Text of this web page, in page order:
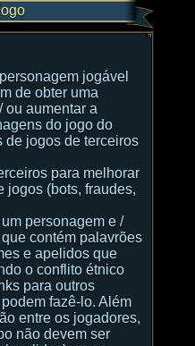
jogável
de obter uma
ou aumentar a
do jogo do
de jogos de terceiros
para melhorar
jogos (bots, fraudes,
personagem e /
contém palavrões
e apelidos que
o conflito étnico
para outros
fazê-lo. Além
entre os jogadores,
não devem ser